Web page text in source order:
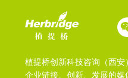
植提桥创新科技咨询（西
企业链接、创新、发展的媒